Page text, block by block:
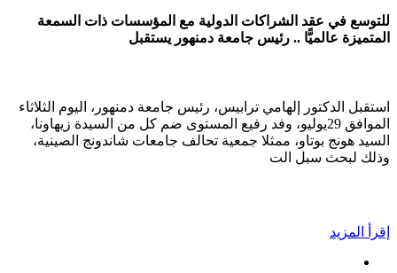
للتوسع في عقد الشراكات الدولية مع المؤسسات ذات السمعة
المتميزة عالميًّا .. رئيس جامعة دمنهور يستقبل
استقبل الدكتور إلهامي ترابيس، رئيس جامعة دمنهور، اليوم الثلاثاء
الموافق 29يوليو، وفد رفيع المستوى ضم كل من السيدة زيهاونا،
السيد هونج بوتاو، ممثلا جمعية تحالف جامعات شاندونج الصينية،
وذلك لبحث سبل الت
إقرأ المزيد